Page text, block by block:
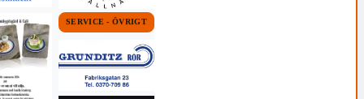
SERVICE - ÖVRIGT